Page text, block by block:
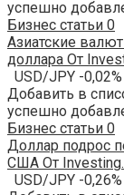
успешно
Бизнес статьи 0
Азиатские
доллара От
USD/JPY -
Добавить в
успешно
Бизнес статьи 0
Доллар подрос
США От
USD/JPY -